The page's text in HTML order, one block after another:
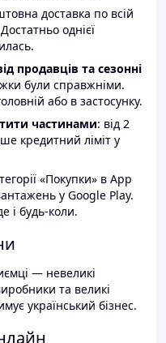
доставка по всій
однієї
продавців та сезонні
були справжніми.
або в застосунку.
частинами: від 2
кредитний ліміт у
«Покупки» в App
у Google Play.
і будь-коли.
— невеликі
та великі
український бізнес.